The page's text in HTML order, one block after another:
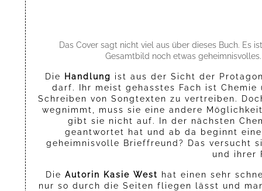
Das Cover sagt nicht viel aus über dieses Buch. Es
Gesamtbild noch etwas
Die Handlung ist aus der Sicht der
darf. Ihr meist gehasstes Fach ist
Schreiben von Songtexten zu vertreiben.
wegnimmt, muss sie eine andere
gibt sie nicht auf. In der nächsten
geantwortet hat und ab da beginnt
geheimnisvolle Brieffreund? Das versucht
und ihrer
Die Autorin Kasie West
hat einen sehr
nur so durch die Seiten fliegen lässt und